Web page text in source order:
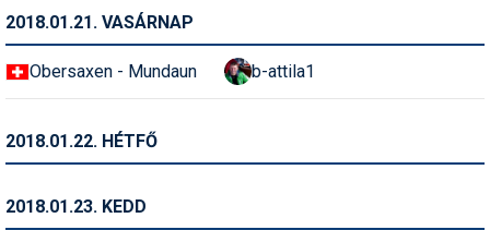
Téli sportok
Termékajánló
Túrasí
Utasbiztosítás
2018.01.21. VASÁRNAP
Obersaxen - Mundaun b-attila1
2018.01.22. HÉTFŐ
2018.01.23. KEDD